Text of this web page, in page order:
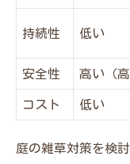
持続性 低い
安全性 高い（
コスト 低い
庭の雑草対策を検